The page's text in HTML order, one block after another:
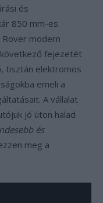
és
850 mm-es
modern
fejezetét
tisztán elektromos
emeli a
A vállalat
jó úton halad
és
meg a